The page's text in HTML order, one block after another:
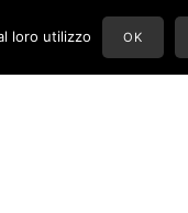
loro utilizzo OK